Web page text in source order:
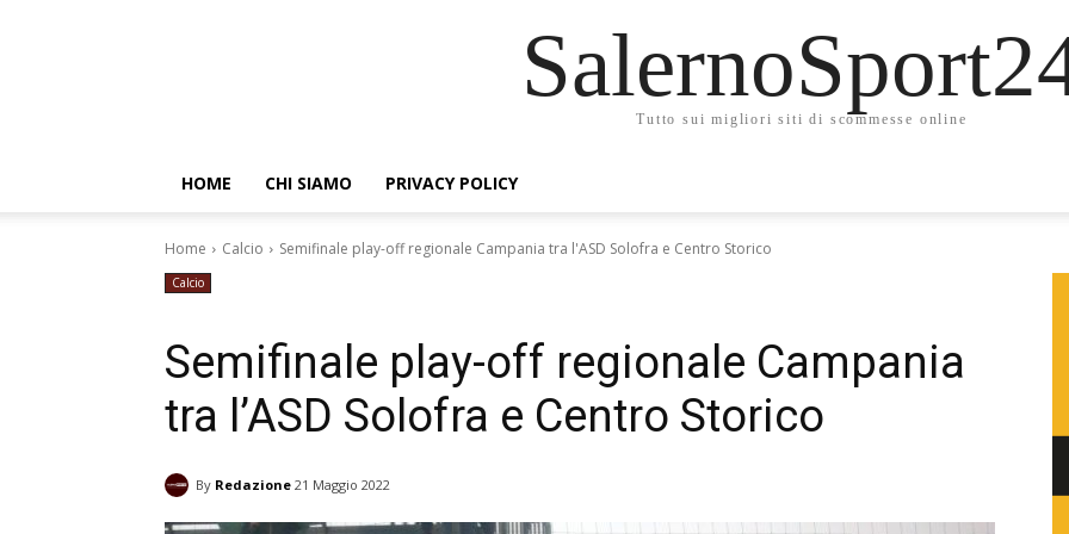
Tutto sui migliori siti di scommesse online
HOME CHI SIAMO PRIVACY POLICY
Home Calcio Semifinale play-off regionale Campania tra l'ASD Solofra e Centro Storico
Calcio
Semifinale play-off regionale Campania
tra l’ASD Solofra e Centro Storico
By Redazione 21 Maggio 2022